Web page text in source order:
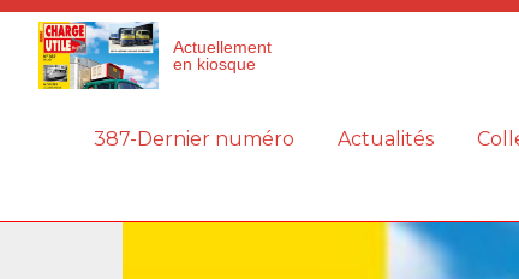
Actuellement
en kiosque
387-Dernier numéro Actualités
Panneau de gestion des cookies